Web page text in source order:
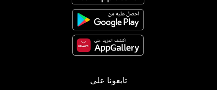
تابعونا على